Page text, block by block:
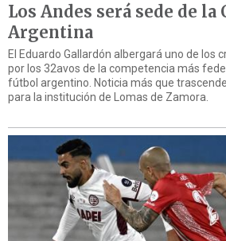
Los Andes será sede de la
Argentina
El Eduardo Gallardón albergará uno de los
por los 32avos de la competencia más
fútbol argentino. Noticia más que
para la institución de Lomas de Zamora.